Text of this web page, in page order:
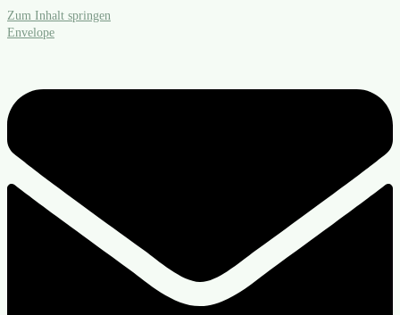
Zum Inhalt springen
Envelope